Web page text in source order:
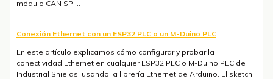
módulo CAN SPI...
Conexión Ethernet con un ESP32 PLC o un M-Duino PLC
En este artículo explicamos cómo configurar y probar la
conectividad Ethernet en cualquier ESP32 PLC o M-Duino PLC de
Industrial Shields, usando la librería Ethernet de Arduino. El sketch